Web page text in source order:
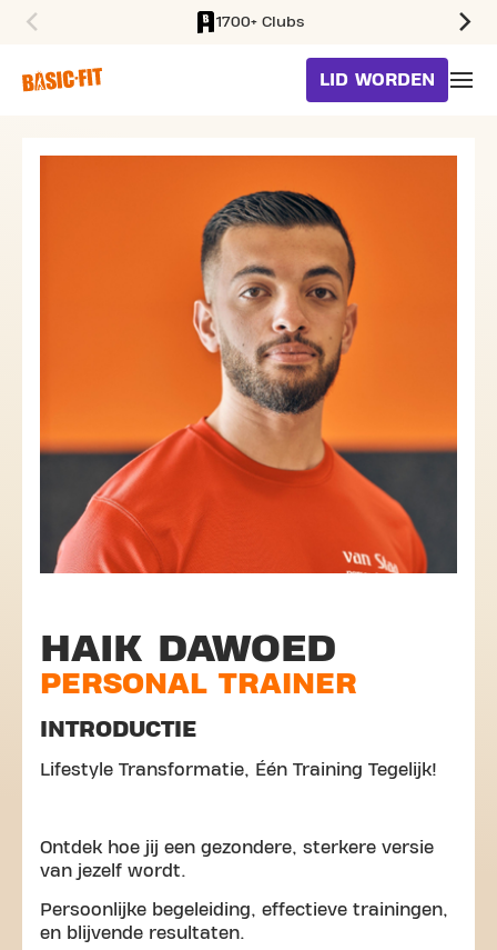
1700+ Clubs
LID WORDEN
HAIK DAWOED
PERSONAL TRAINER
INTRODUCTIE
Lifestyle Transformatie, Één Training Tegelijk!
Ontdek hoe jij een gezondere, sterkere versie
van jezelf wordt.
Persoonlijke begeleiding, effectieve trainingen,
en blijvende resultaten.